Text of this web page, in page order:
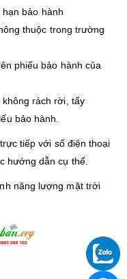
bảo hành
thuộc trong trường
phiếu bảo hành của
không rách rời, tẩy
bảo hành.
tiếp với số điện thoại
hướng dẫn cụ thể.
năng lượng mặt trời